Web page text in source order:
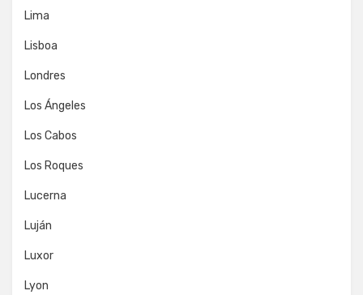
Lima
Lisboa
Londres
Los Ángeles
Los Cabos
Los Roques
Lucerna
Luján
Luxor
Lyon